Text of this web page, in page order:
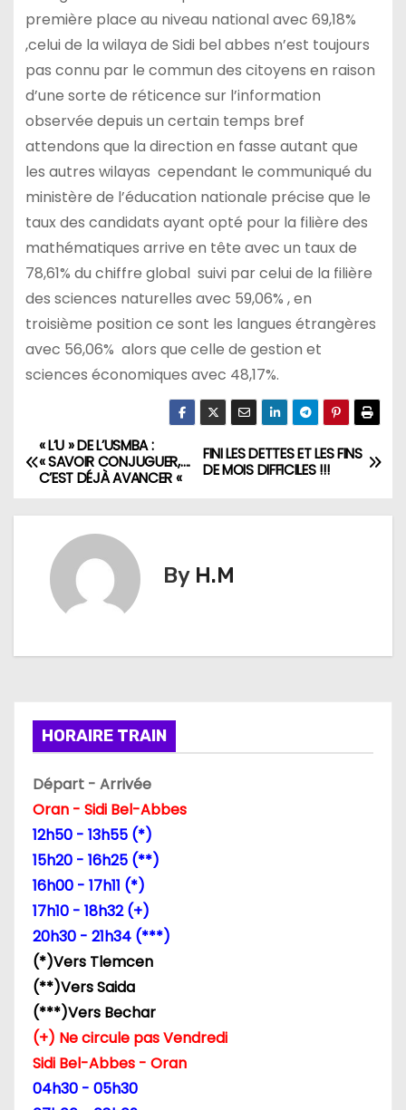
première place au niveau national avec 69,18%
,celui de la wilaya de Sidi bel abbes n’est toujours
pas connu par le commun des citoyens en raison
d’une sorte de réticence sur l’information
observée depuis un certain temps bref
attendons que la direction en fasse autant que
les autres wilayas cependant le communiqué du
ministère de l’éducation nationale précise que le
taux des candidats ayant opté pour la filière des
mathématiques arrive en tête avec un taux de
78,61% du chiffre global suivi par celui de la filière
des sciences naturelles avec 59,06% , en
troisième position ce sont les langues étrangères
avec 56,06% alors que celle de gestion et
sciences économiques avec 48,17%.
N
o
n
d
e
a
r
t
FINI LES DETTES ET LES FINS
DE MOIS DIFFICILES !!!
« L’U » DE L’USMBA :
« SAVOIR CONJUGUER,….
C’EST DÉJÀ AVANCER «
By H.M
HORAIRE TRAIN
Départ - Arrivée
Oran - Sidi Bel-Abbes
12h50 - 13h55 (*)
15h20 - 16h25 (**)
16h00 - 17h11 (*)
17h10 - 18h32 (+)
20h30 - 21h34 (***)
(*)Vers Tlemcen
(**)Vers Saida
(***)Vers Bechar
(+) Ne circule pas Vendredi
Sidi Bel-Abbes - Oran
04h30 - 05h30